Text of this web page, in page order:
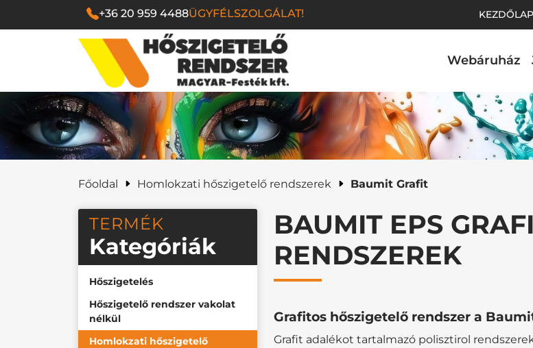
+36 20 959 4488ÜGYFÉLSZOLGÁLAT! KEZDŐLAP
Magyar Festék Kft.
Webáruház
Főoldal Homlokzati hőszigetelő rendszerek Baumit Grafit
TERMÉK
Kategóriák
Hőszigetelés
Hőszigetelő rendszer vakolat
nélkül
Homlokzati hőszigetelő
BAUMIT EPS
RENDSZEREK
Grafitos hőszigetelő rendszer a
Grafit adalékot tartalmazó polisztirol